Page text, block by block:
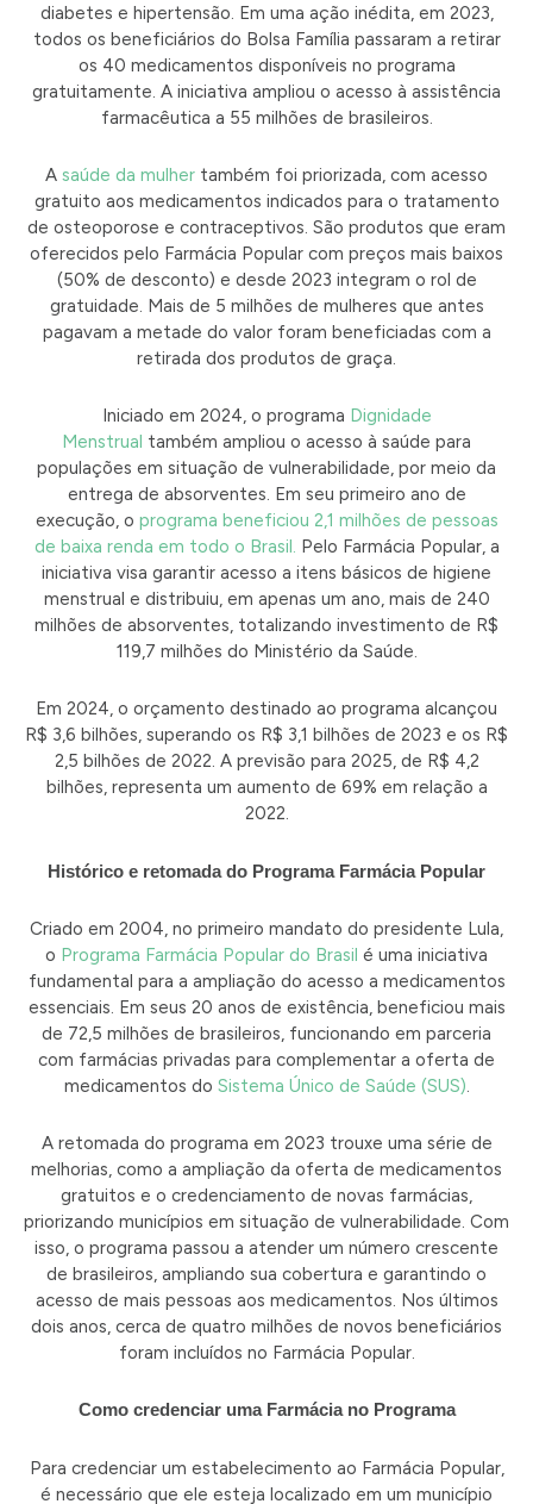
diabetes e hipertensão. Em uma ação inédita, em 2023,
todos os beneficiários do Bolsa Família passaram a retirar
os 40 medicamentos disponíveis no programa
gratuitamente. A iniciativa ampliou o acesso à assistência
farmacêutica a 55 milhões de brasileiros.
A saúde da mulher também foi priorizada, com acesso
gratuito aos medicamentos indicados para o tratamento
de osteoporose e contraceptivos. São produtos que eram
oferecidos pelo Farmácia Popular com preços mais baixos
(50% de desconto) e desde 2023 integram o rol de
gratuidade. Mais de 5 milhões de mulheres que antes
pagavam a metade do valor foram beneficiadas com a
retirada dos produtos de graça.
Iniciado em 2024, o programa Dignidade
Menstrual também ampliou o acesso à saúde para
populações em situação de vulnerabilidade, por meio da
entrega de absorventes. Em seu primeiro ano de
execução, o programa beneficiou 2,1 milhões de pessoas
de baixa renda em todo o Brasil. Pelo Farmácia Popular, a
iniciativa visa garantir acesso a itens básicos de higiene
menstrual e distribuiu, em apenas um ano, mais de 240
milhões de absorventes, totalizando investimento de R$
119,7 milhões do Ministério da Saúde.
Em 2024, o orçamento destinado ao programa alcançou
R$ 3,6 bilhões, superando os R$ 3,1 bilhões de 2023 e os R$
2,5 bilhões de 2022. A previsão para 2025, de R$ 4,2
bilhões, representa um aumento de 69% em relação a
2022.
Histórico e retomada do Programa Farmácia Popular
Criado em 2004, no primeiro mandato do presidente Lula,
o Programa Farmácia Popular do Brasil é uma iniciativa
fundamental para a ampliação do acesso a medicamentos
essenciais. Em seus 20 anos de existência, beneficiou mais
de 72,5 milhões de brasileiros, funcionando em parceria
com farmácias privadas para complementar a oferta de
medicamentos do Sistema Único de Saúde (SUS).
A retomada do programa em 2023 trouxe uma série de
melhorias, como a ampliação da oferta de medicamentos
gratuitos e o credenciamento de novas farmácias,
priorizando municípios em situação de vulnerabilidade. Com
isso, o programa passou a atender um número crescente
de brasileiros, ampliando sua cobertura e garantindo o
acesso de mais pessoas aos medicamentos. Nos últimos
dois anos, cerca de quatro milhões de novos beneficiários
foram incluídos no Farmácia Popular.
Como credenciar uma Farmácia no Programa
Para credenciar um estabelecimento ao Farmácia Popular,
é necessário que ele esteja localizado em um município